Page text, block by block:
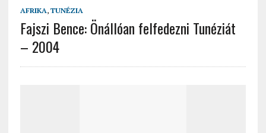
AFRIKA, TUNÉZIA
Fajszi Bence: Önállóan felfedezni Tunéziát
– 2004